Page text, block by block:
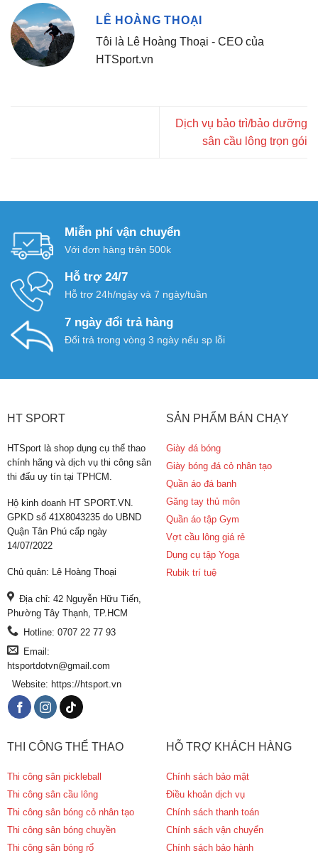
LÊ HOÀNG THOẠI
Tôi là Lê Hoàng Thoại - CEO của
HTSport.vn
Dịch vụ bảo trì/bảo dưỡng
sân cầu lông trọn gói
Miễn phí vận chuyển
Với đơn hàng trên 500k
Hỗ trợ 24/7
Hỗ trợ 24h/ngày và 7 ngày/tuần
7 ngày đổi trả hàng
Đổi trả trong vòng 3 ngày nếu sp lỗi
HT SPORT
HTSport là shop dụng cụ thể thao
chính hãng và dịch vụ thi công sân
thi đấu uy tín tại TPHCM.
Hộ kinh doanh HT SPORT.VN.
GPKD số 41X8043235 do UBND
Quận Tân Phú cấp ngày
14/07/2022
Chủ quản: Lê Hoàng Thoại
Địa chỉ: 42 Nguyễn Hữu Tiến,
Phường Tây Thạnh, TP.HCM
Hotline: 0707 22 77 93
Email:
htsportdotvn@gmail.com
Website: https://htsport.vn
SẢN PHẨM BÁN CHẠY
Giày đá bóng
Giày bóng đá cỏ nhân tạo
Quần áo đá banh
Găng tay thủ môn
Quần áo tập Gym
Vợt cầu lông giá rẻ
Dụng cụ tập Yoga
Rubik trí tuệ
THI CÔNG THỂ THAO
Thi công sân pickleball
Thi công sân cầu lông
Thi công sân bóng cỏ nhân tạo
Thi công sân bóng chuyền
Thi công sân bóng rổ
HỖ TRỢ KHÁCH HÀNG
Chính sách bảo mật
Điều khoản dịch vụ
Chính sách thanh toán
Chính sách vận chuyển
Chính sách bảo hành